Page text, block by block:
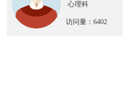
心理科
访问量：6402